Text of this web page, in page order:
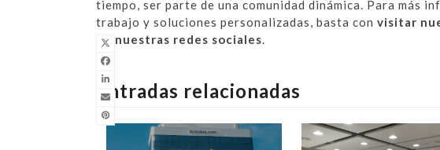
tiempo, ser parte de una comunidad dinámica. Para más
trabajo y soluciones personalizadas, basta con visitar
en nuestras redes sociales.
Entradas relacionadas